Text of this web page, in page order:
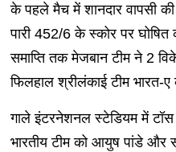
के पहले मैच में शानदार वापसी
पारी 452/6 के स्कोर पर
समाप्ति तक मेजबान टीम ने 2
फिलहाल श्रीलंकाई टीम भारत-
गाले इंटरनेशनल स्टेडियम में
भारतीय टीम को आयुष पांडे और